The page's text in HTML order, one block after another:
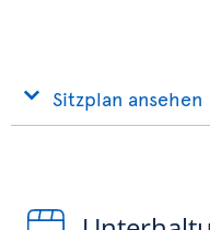
Sitzplan ansehen